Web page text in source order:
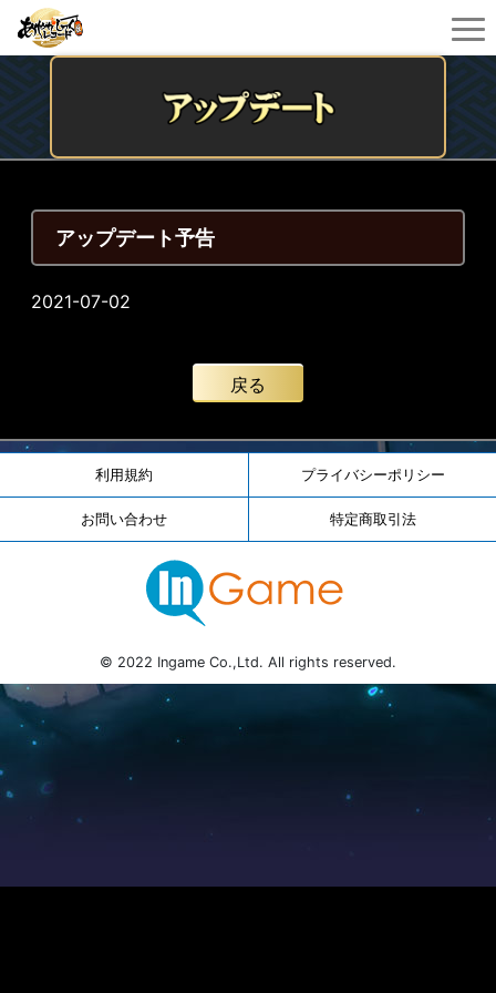
アップデート予告
2021-07-02
戻る
利用規約 プライバシーポリシー
お問い合わせ 特定商取引法
© 2022 Ingame Co.,Ltd. All rights reserved.